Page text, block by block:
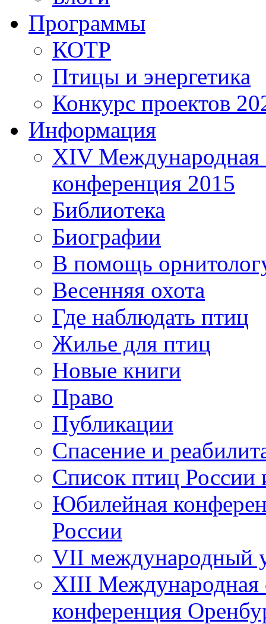
Программы
КОТР
Птицы и энергетика
Конкурс проектов
Информация
XIV Международная
конференция 2015
Библиотека
Биографии
В помощь
Весенняя охота
Где наблюдать птиц
Жилье для птиц
Новые книги
Право
Публикации
Спасение и
Список птиц России
Юбилейная
России
VII международный
XIII Международная
конференция